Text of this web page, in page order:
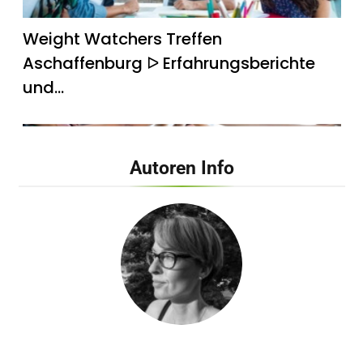
Weight Watchers Treffen
Aschaffenburg ᐅ Erfahrungsberichte
und…
Weight Watchers Treffen Bad Krozingen
ᐅ Teilnehmer berichten…
Autoren Info